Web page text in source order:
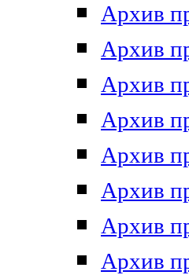
Архив
Архив
Архив
Архив
Архив
Архив
Архив
Архив